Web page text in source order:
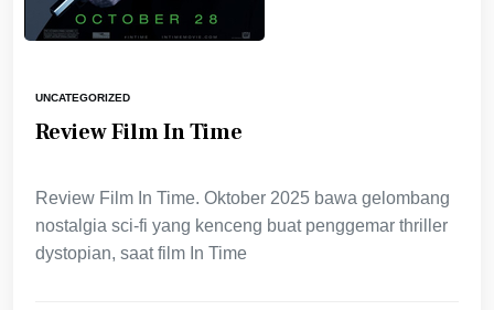
UNCATEGORIZED
Review Film In Time
Review Film In Time. Oktober 2025 bawa gelombang
nostalgia sci-fi yang kenceng buat penggemar thriller
dystopian, saat film In Time